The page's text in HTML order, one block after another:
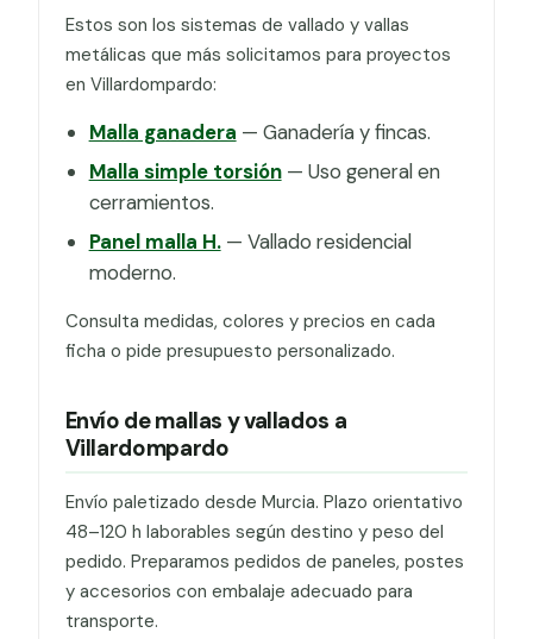
Estos son los sistemas de vallado y vallas
metálicas que más solicitamos para proyectos
en Villardompardo:
Malla ganadera — Ganadería y fincas.
Malla simple torsión— Uso general en
cerramientos.
Panel malla H.— Vallado residencial
moderno.
Consulta medidas, colores y precios en cada
ficha o pide presupuesto personalizado.
Envío de mallas y vallados a
Villardompardo
Envío paletizado desde Murcia. Plazo orientativo
48–120 h laborables según destino y peso del
pedido. Preparamos pedidos de paneles, postes
y accesorios con embalaje adecuado para
transporte.